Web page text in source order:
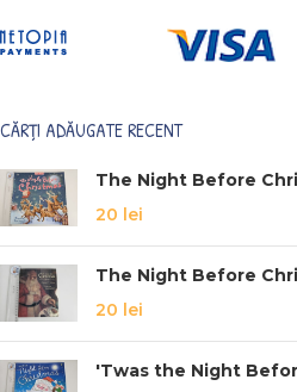
CĂRȚI ADĂUGATE RECENT
The Night Before
20 lei
The Night Before
20 lei
'Twas the Night